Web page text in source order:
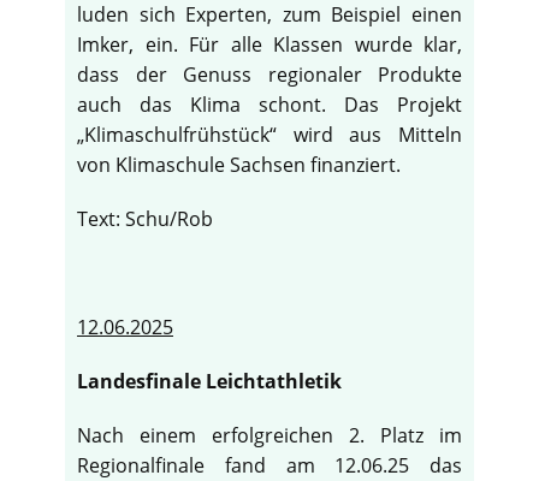
luden sich Experten, zum Beispiel einen
Imker, ein. Für alle Klassen wurde klar,
dass der Genuss regionaler Produkte
auch das Klima schont. Das Projekt
„Klimaschulfrühstück“ wird aus Mitteln
von Klimaschule Sachsen finanziert.
Text: Schu/Rob
12.06.2025
Landesfinale Leichtathletik
Nach einem erfolgreichen 2. Platz im
Regionalfinale fand am 12.06.25 das